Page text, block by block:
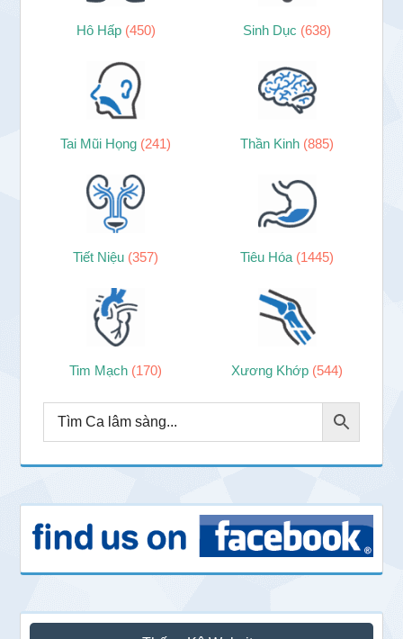
Hô Hấp (450) Sinh Dục (638)
Tai Mũi Họng (241) Thần Kinh (885)
Tiết Niệu (357) Tiêu Hóa (1445)
Tim Mạch (170) Xương Khớp (544)